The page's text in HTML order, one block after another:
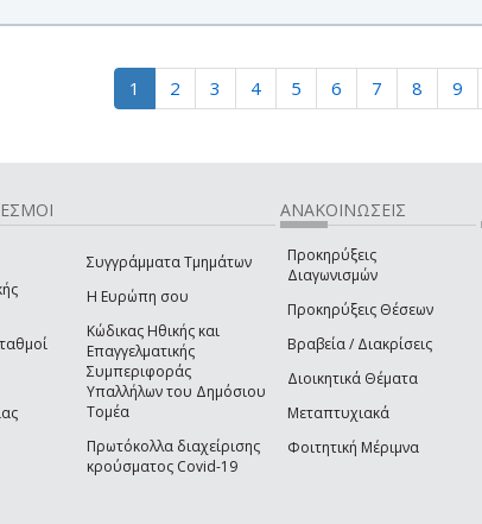
1 2 3 4 5 6 7 8 9
Συγγράμματα Τμημάτων
Η Ευρώπη σου
Κώδικας Ηθικής και
Επαγγελματικής
Συμπεριφοράς
Υπαλλήλων του Δημόσιου
Τομέα
Πρωτόκολλα διαχείρισης
κρούσματος Covid-19
ΑΝΑΚΟΙΝΩΣΕΙΣ
Προκηρύξεις
Διαγωνισμών
Προκηρύξεις Θέσεων
Βραβεία / Διακρίσεις
Διοικητικά Θέματα
Μεταπτυχιακά
Φοιτητική Μέριμνα